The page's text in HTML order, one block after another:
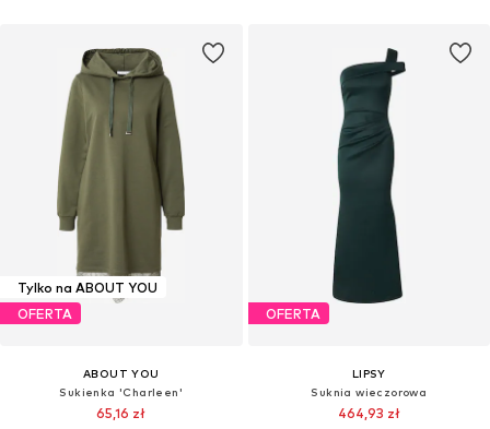
Tylko na ABOUT YOU
OFERTA
ABOUT YOU
Sukienka 'Charleen'
65,16 zł
OFERTA
LIPSY
Suknia wieczorowa
464,93 zł